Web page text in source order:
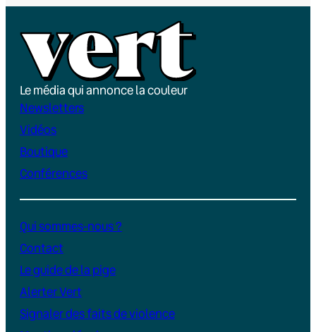
Le média qui annonce la couleur
Newsletters
Vidéos
Boutique
Conférences
Qui sommes-nous ?
Contact
Le guide de la pige
Alerter Vert
Signaler des faits de violence